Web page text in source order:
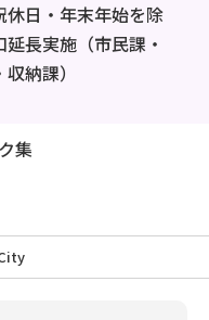
日・年末年始を除
長実施（市民課・
納課）
集